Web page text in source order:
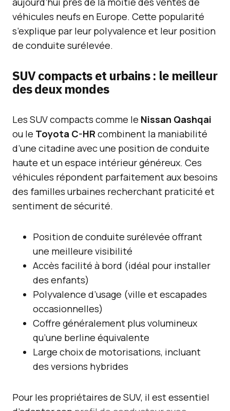
véhicules neufs en Europe. Cette popularité
s’explique par leur polyvalence et leur position
de conduite surélevée.
SUV compacts et urbains : le meilleur
des deux mondes
Les SUV compacts comme le Nissan Qashqai
ou le Toyota C-HR combinent la maniabilité
d’une citadine avec une position de conduite
haute et un espace intérieur généreux. Ces
véhicules répondent parfaitement aux besoins
des familles urbaines recherchant praticité et
sentiment de sécurité.
Position de conduite surélevée offrant
une meilleure visibilité
Accès facilité à bord (idéal pour installer
des enfants)
Polyvalence d’usage (ville et escapades
occasionnelles)
Coffre généralement plus volumineux
qu’une berline équivalente
Large choix de motorisations, incluant
des versions hybrides
Pour les propriétaires de SUV, il est essentiel